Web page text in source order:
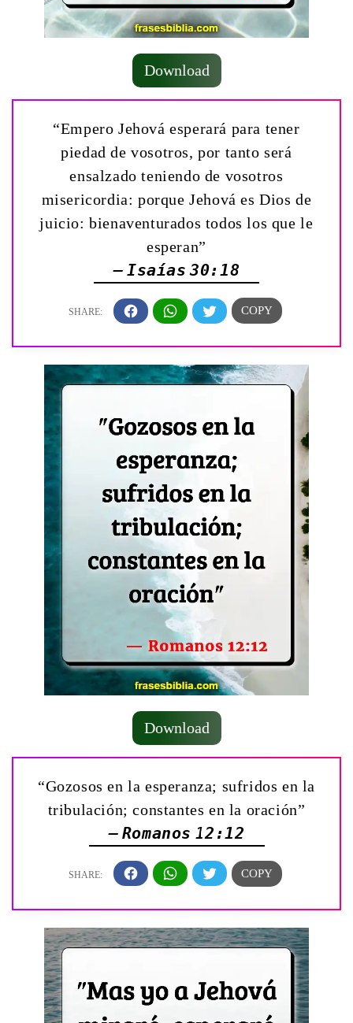
Download
“Empero Jehová esperará para tener
piedad de vosotros, por tanto será
ensalzado teniendo de vosotros
misericordia: porque Jehová es Dios de
juicio: bienaventurados todos los que le
esperan”
— Isaías 30:18
Download
“Gozosos en la esperanza; sufridos en la
tribulación; constantes en la oración”
— Romanos 12:12